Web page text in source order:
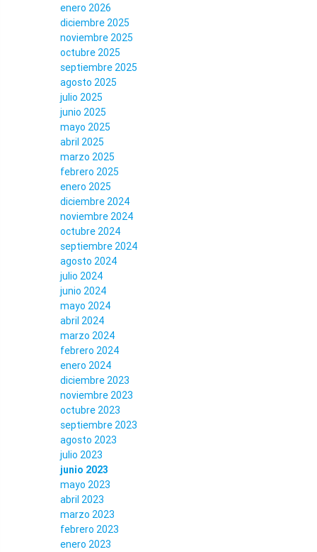
enero 2026
diciembre 2025
noviembre 2025
octubre 2025
septiembre 2025
agosto 2025
julio 2025
junio 2025
mayo 2025
abril 2025
marzo 2025
febrero 2025
enero 2025
diciembre 2024
noviembre 2024
octubre 2024
septiembre 2024
agosto 2024
julio 2024
junio 2024
mayo 2024
abril 2024
marzo 2024
febrero 2024
enero 2024
diciembre 2023
noviembre 2023
octubre 2023
septiembre 2023
agosto 2023
julio 2023
junio 2023
mayo 2023
abril 2023
marzo 2023
febrero 2023
enero 2023